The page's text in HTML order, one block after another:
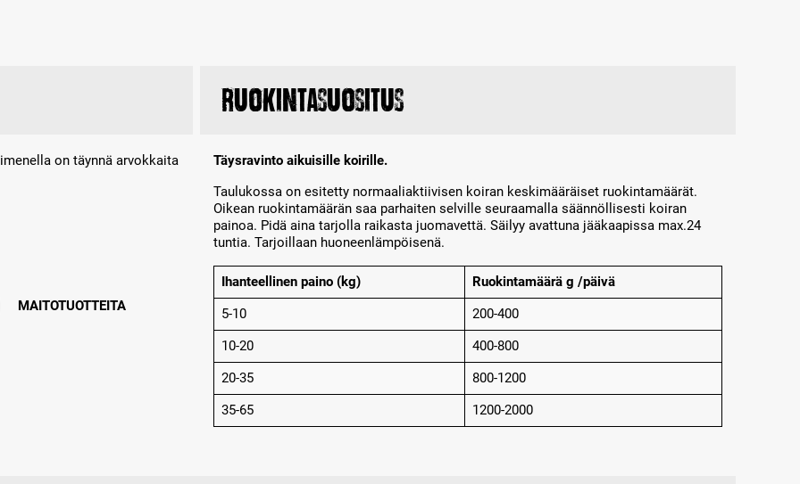
on täynnä arvokkaita
MAITOTUOTTEITA
Ruokintasuositus
Täysravinto aikuisille koirille.
Taulukossa on esitetty normaaliaktiivisen koiran keskimääräiset ruokintamäärät.
Oikean ruokintamäärän saa parhaiten selville seuraamalla säännöllisesti koiran
painoa. Pidä aina tarjolla raikasta juomavettä. Säilyy avattuna jääkaapissa max.24
tuntia. Tarjoillaan huoneenlämpöisenä.
Ihanteellinen paino (kg)
Ruokintamäärä g /päivä
5-10
200-400
10-20
400-800
20-35
800-1200
35-65
1200-2000